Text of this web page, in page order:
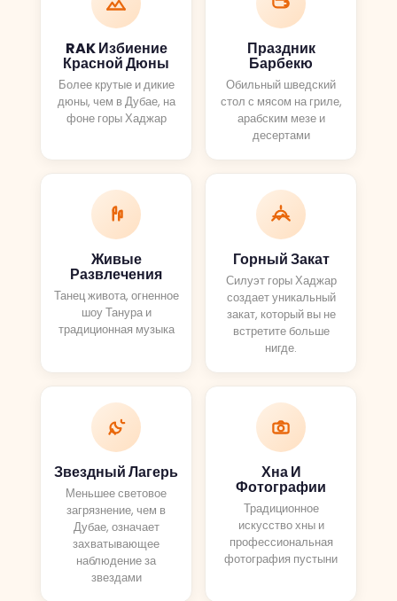
100%), нас
забрали, где бы
мы ни хотели.
Абхилаш - наш
водитель был
НЕВЕРОЯТЕН!! Не
могу сказать
достаточно
вещей. Он был
таким веселым,
наших
фотографий и
видео, он всегда
следил за тем,
чтобы мы ничего
не пропустили! 5*
ПОЛНЫЙ опыт.
Единственное,
пропустили, это
фотографии
заката, и это было
нормально, но
если вы хотите
RAK Избиение
Красной Дюны
Более крутые и дикие
дюны, чем в Дубае, на
фоне горы Хаджар
Праздник
Барбекю
Обильный шведский
стол с мясом на гриле,
арабским мезе и
десертами
Живые
Развлечения
Танец живота, огненное
шоу Танура и
традиционная музыка
Горный Закат
Силуэт горы Хаджар
создает уникальный
закат, который вы не
встретите больше
нигде.
Звездный Лагерь
Меньшее световое
загрязнение, чем в
Дубае, означает
захватывающее
наблюдение за
звездами
Хна И
Фотографии
Традиционное
искусство хны и
профессиональная
фотография пустыни